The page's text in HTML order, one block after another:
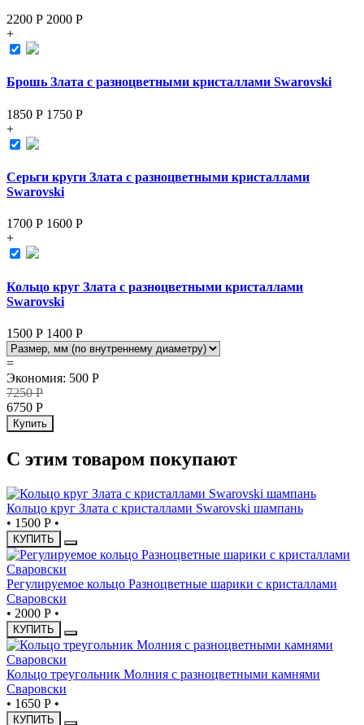
2200 Р 2000 Р
+
Брошь Злата с разноцветными кристаллами Swarovski
1850 Р 1750 Р
+
Серьги круги Злата с разноцветными кристаллами
Swarovski
1700 Р 1600 Р
+
Кольцо круг Злата с разноцветными кристаллами
Swarovski
1500 Р 1400 Р
=
Экономия: 500 Р
7250Р
6750 Р
Купить
С этим товаром покупают
Кольцо круг Злата с кристаллами Swarovski шампань
• 1500 Р •
КУПИТЬ
Регулируемое кольцо Разноцветные шарики с кристаллами
Сваровски
• 2000 Р •
КУПИТЬ
Кольцо треугольник Молния с разноцветными камнями
Сваровски
• 1650 Р •
КУПИТЬ